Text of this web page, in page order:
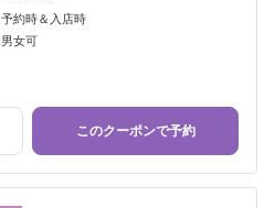
予約時＆入店時
男女可
このクーポンで予約